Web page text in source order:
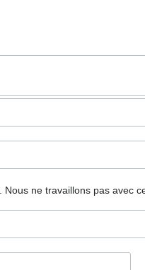
Nous ne travaillons pas avec